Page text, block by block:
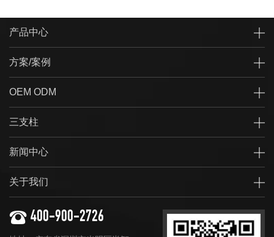
产品中心
方案/案例
OEM ODM
三支柱
新闻中心
关于我们
400-900-2726